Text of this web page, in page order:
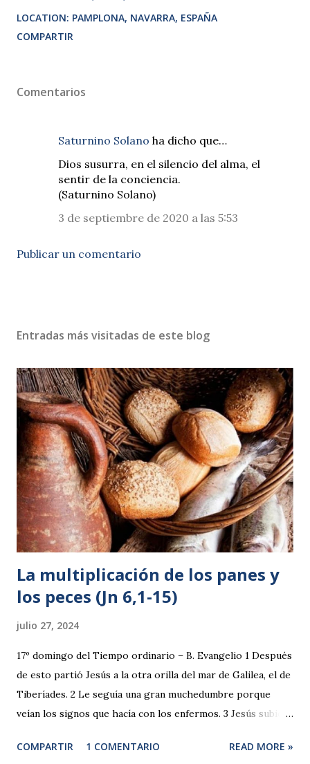
LOCATION: PAMPLONA, NAVARRA, ESPAÑA
COMPARTIR
Comentarios
Saturnino Solano ha dicho que…
Dios susurra, en el silencio del alma, el
sentir de la conciencia.
(Saturnino Solano)
3 de septiembre de 2020 a las 5:53
Publicar un comentario
Entradas más visitadas de este blog
La multiplicación de los panes y
los peces (Jn 6,1-15)
julio 27, 2024
17º domingo del Tiempo ordinario – B. Evangelio 1 Después
de esto partió Jesús a la otra orilla del mar de Galilea, el de
Tiberíades. 2 Le seguía una gran muchedumbre porque
veían los signos que hacía con los enfermos. 3 Jesús subió
ser la Pascua, la fiesta de los judíos. 5 Jesús, al levantar la
COMPARTIR 1 COMENTARIO READ MORE »